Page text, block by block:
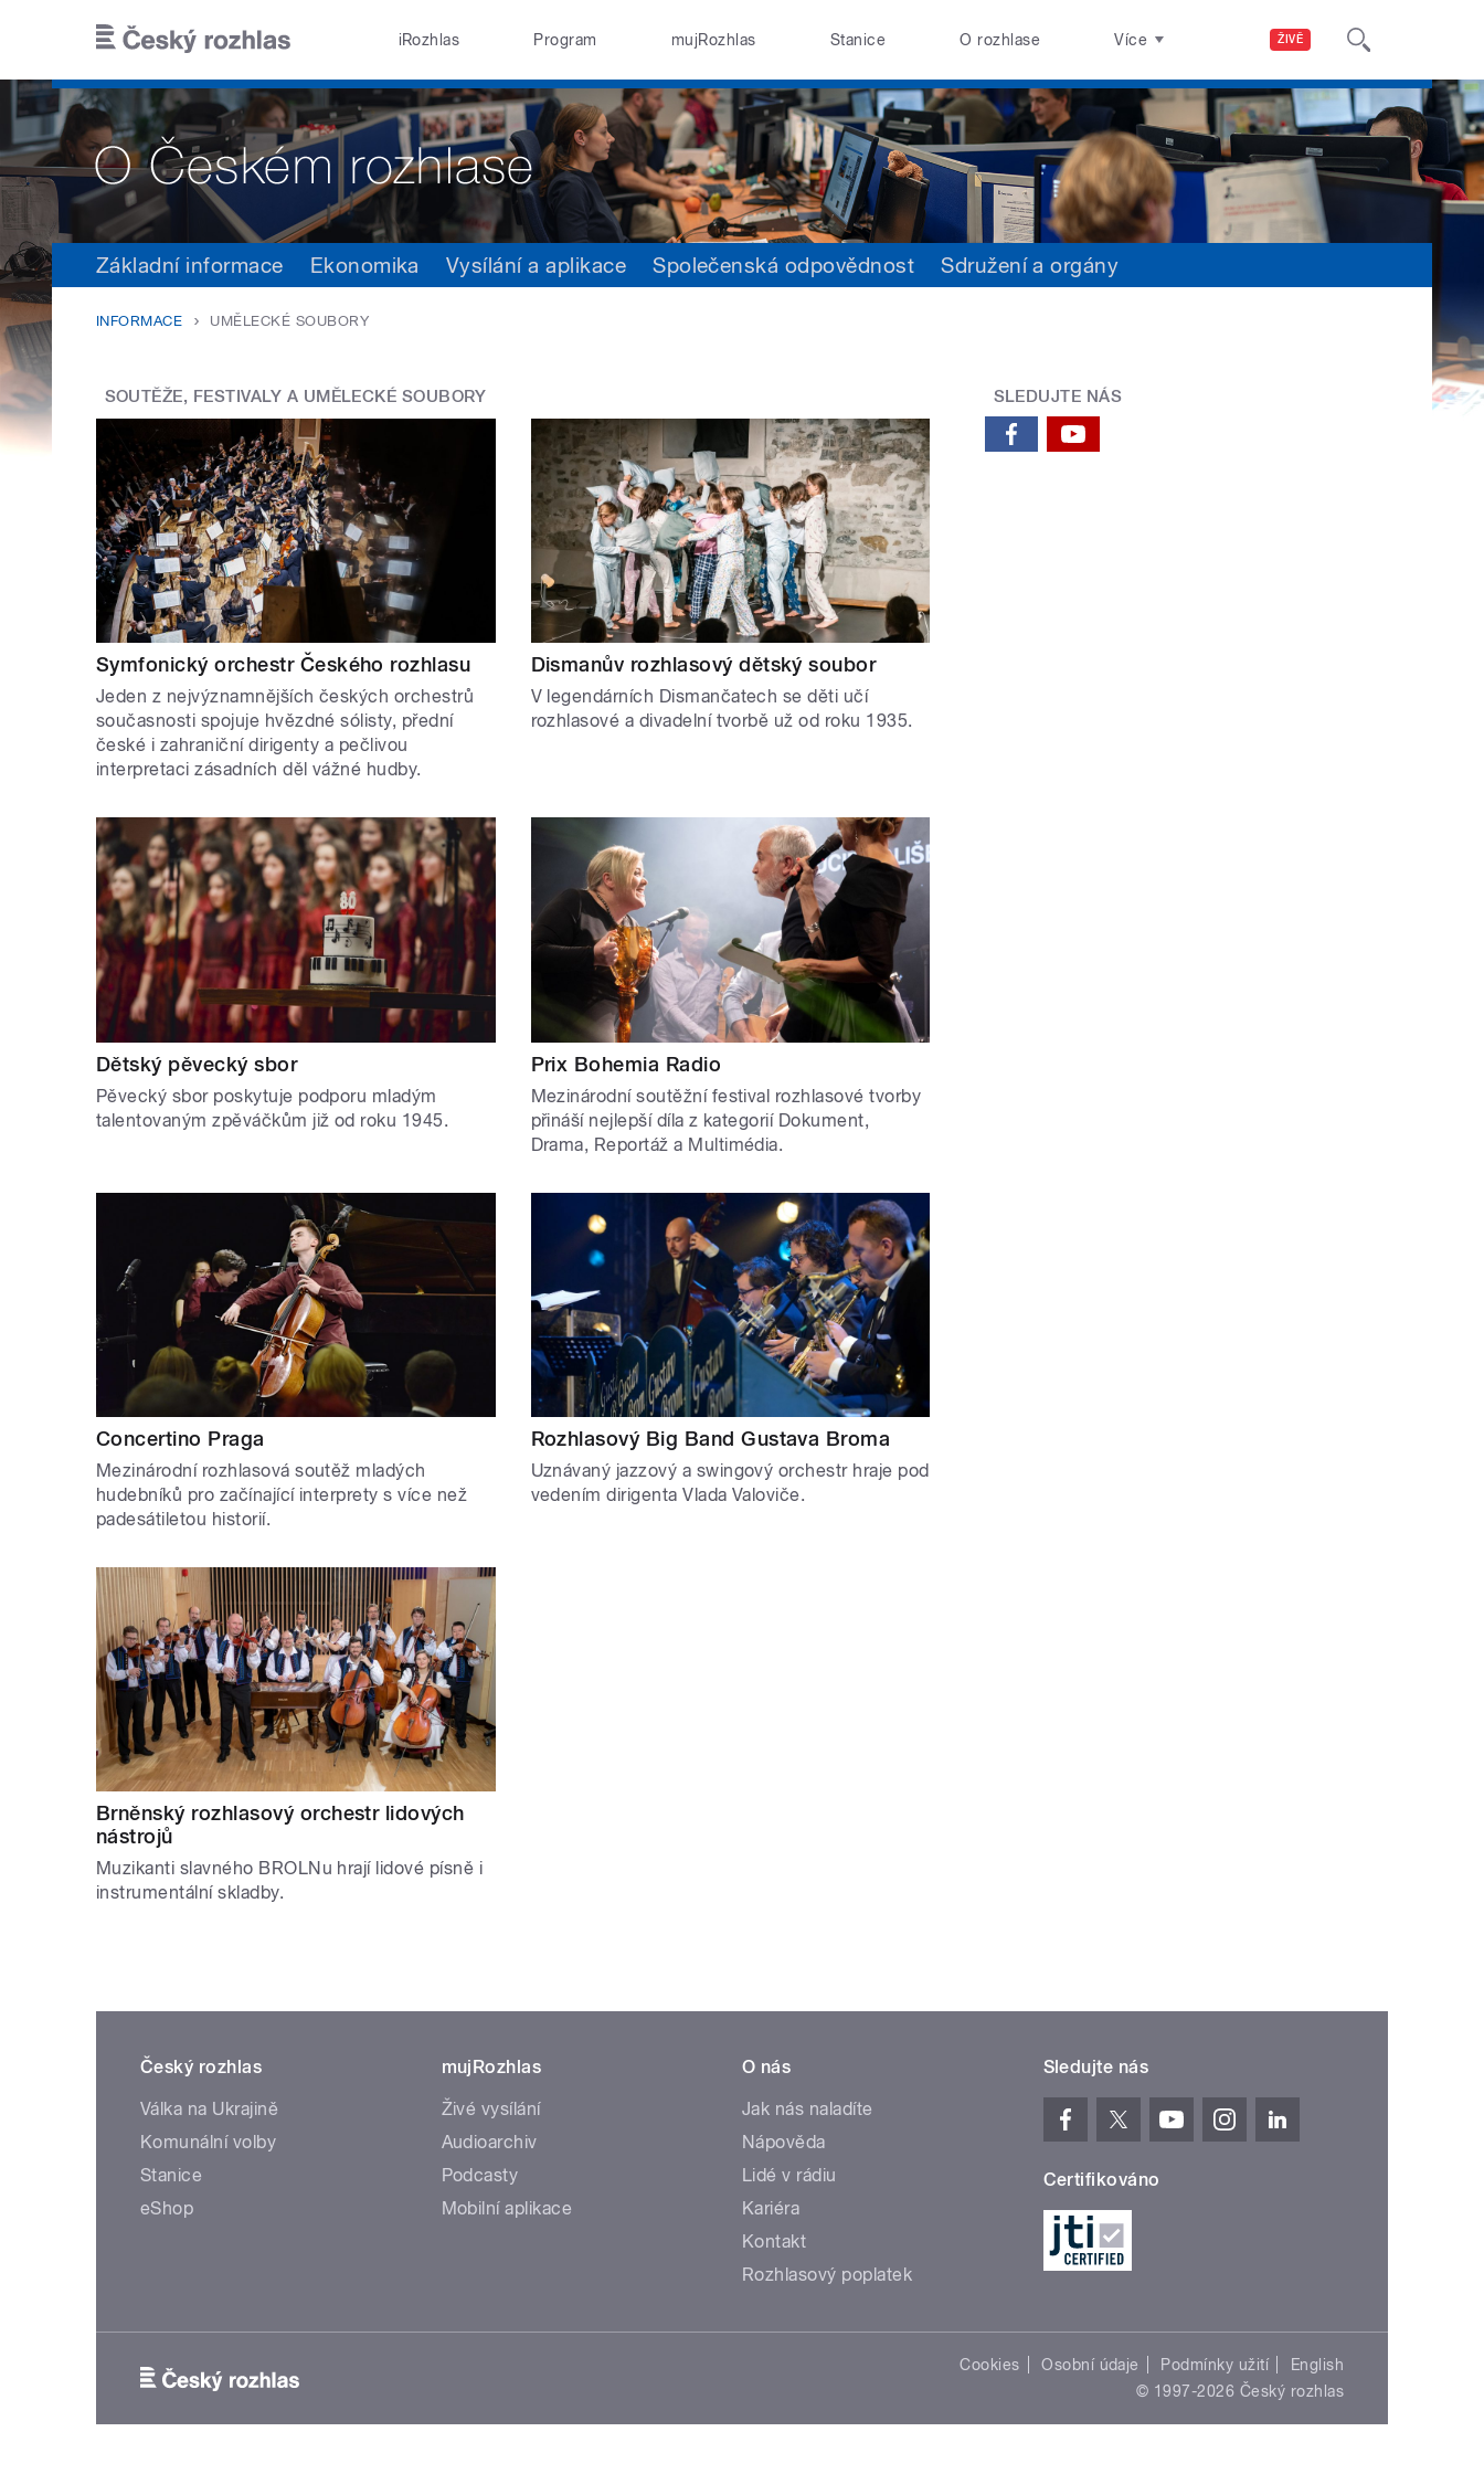
ŽIVĚ
iRozhlas Program mujRozhlas Stanice O rozhlase Více
Základní informace Ekonomika Vysílání a aplikace Společenská odpovědnost Sdružení a orgány
INFORMACE UMĚLECKÉ SOUBORY
SOUTĚŽE, FESTIVALY A UMĚLECKÉ SOUBORY
Symfonický orchestr Českého rozhlasu
Jeden z nejvýznamnějších českých orchestrů
současnosti spojuje hvězdné sólisty, přední
české i zahraniční dirigenty a pečlivou
interpretaci zásadních děl vážné hudby.
Dismanův rozhlasový dětský soubor
V legendárních Dismančatech se děti učí
rozhlasové a divadelní tvorbě už od roku 1935.
Dětský pěvecký sbor
Pěvecký sbor poskytuje podporu mladým
talentovaným zpěváčkům již od roku 1945.
Prix Bohemia Radio
Mezinárodní soutěžní festival rozhlasové tvorby
přináší nejlepší díla z kategorií Dokument,
Drama, Reportáž a Multimédia.
Concertino Praga
Mezinárodní rozhlasová soutěž mladých
hudebníků pro začínající interprety s více než
padesátiletou historií.
Rozhlasový Big Band Gustava Broma
Uznávaný jazzový a swingový orchestr hraje pod
vedením dirigenta Vlada Valoviče.
Brněnský rozhlasový orchestr lidových
nástrojů
Muzikanti slavného BROLNu hrají lidové písně i
instrumentální skladby.
SLEDUJTE NÁS
Český rozhlas
Válka na Ukrajině
Komunální volby
Stanice
eShop
mujRozhlas
Živé vysílání
Audioarchiv
Podcasty
Mobilní aplikace
O nás
Jak nás naladíte
Nápověda
Lidé v rádiu
Kariéra
Kontakt
Rozhlasový poplatek
Sledujte nás
Certifikováno
Cookies Osobní údaje Podmínky užití
English
© 1997-2026 Český rozhlas